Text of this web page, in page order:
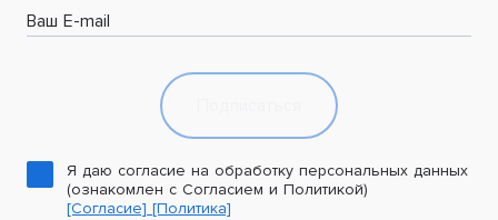
Ваш E-mail
Я даю согласие на обработку персональных данных
(ознакомлен с Согласием и Политикой)
[Согласие] [Политика]